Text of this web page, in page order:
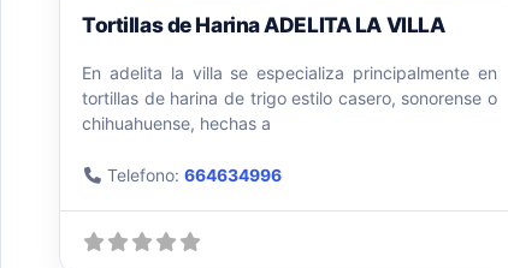
Tortillas de Harina ADELITA LA VILLA
En adelita la villa se especializa principalmente en
tortillas de harina de trigo estilo casero, sonorense o
chihuahuense, hechas a
Telefono:664634996